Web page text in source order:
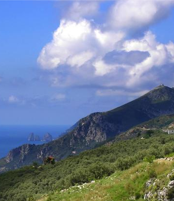
di agrumeti, viti ed olivo, la ricchezza dei
coste hanno contribuito “a disegnare “ uno
dando così alla penisola ed alla costiera amalfitana
Allo sbocco di valloni, su piccole spiagge,
coste rocciose ed inaccessibili in alcuni punti
sorrentina e la costiera Amalfitana con il tour
in kayak o barca tipica lungo la costa.
Provincia
Conferma l'indirizzo Email